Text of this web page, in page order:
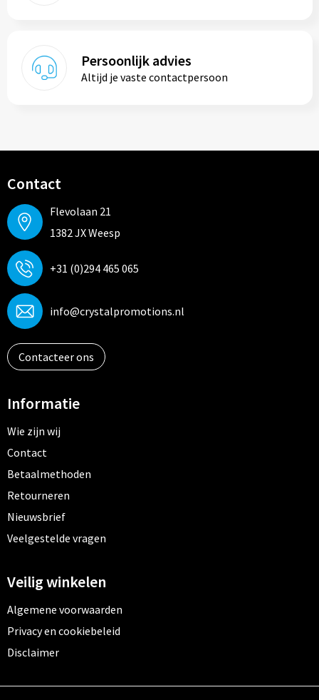
Persoonlijk advies
Altijd je vaste contactpersoon
Contact
Flevolaan 21
1382 JX Weesp
+31 (0)294 465 065
info@crystalpromotions.nl
Contacteer ons
Informatie
Wie zijn wij
Contact
Betaalmethoden
Retourneren
Nieuwsbrief
Veelgestelde vragen
Veilig winkelen
Algemene voorwaarden
Privacy en cookiebeleid
Disclaimer